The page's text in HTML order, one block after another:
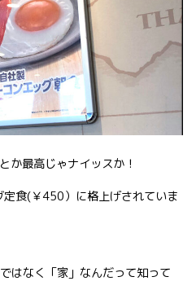
か最高じゃナイッスか！
食(￥450）に格上げされていま
はなく「家」なんだって知って